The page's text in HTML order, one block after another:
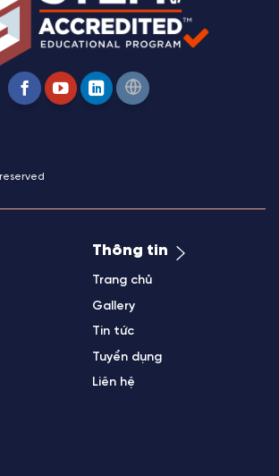
Thông tin
Trang chủ
Gallery
Tin tức
Tuyển dụng
Liên hệ